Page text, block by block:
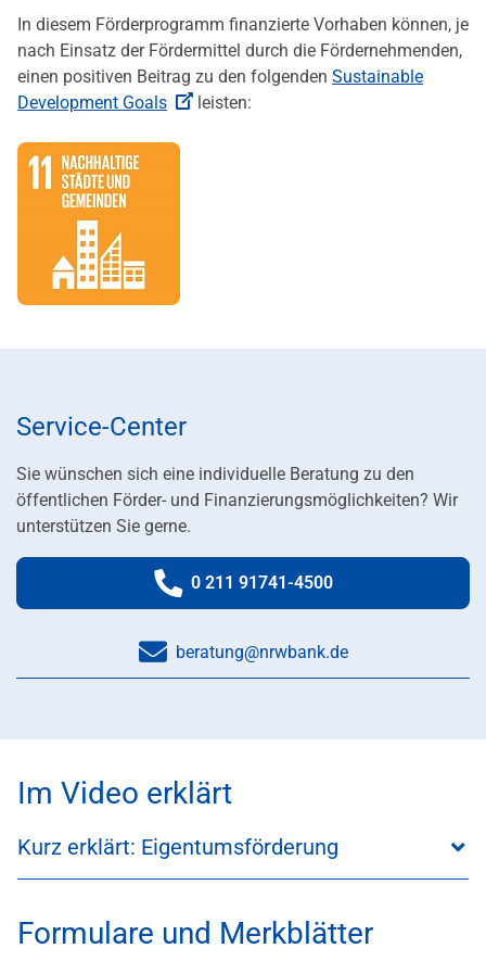
In diesem Förderprogramm finanzierte Vorhaben können, je
nach Einsatz der Fördermittel durch die Fördernehmenden,
einen positiven Beitrag zu den folgenden Sustainable
Development Goals
leisten:
Service-Center
Sie wünschen sich eine individuelle Beratung zu den
öffentlichen Förder- und Finanzierungsmöglichkeiten? Wir
unterstützen Sie gerne.
Telefonnummer:
0 211 91741-4500
beratung@nrwbank.de
Im Video erklärt
Kurz erklärt: Eigentumsförderung
Formulare und Merkblätter